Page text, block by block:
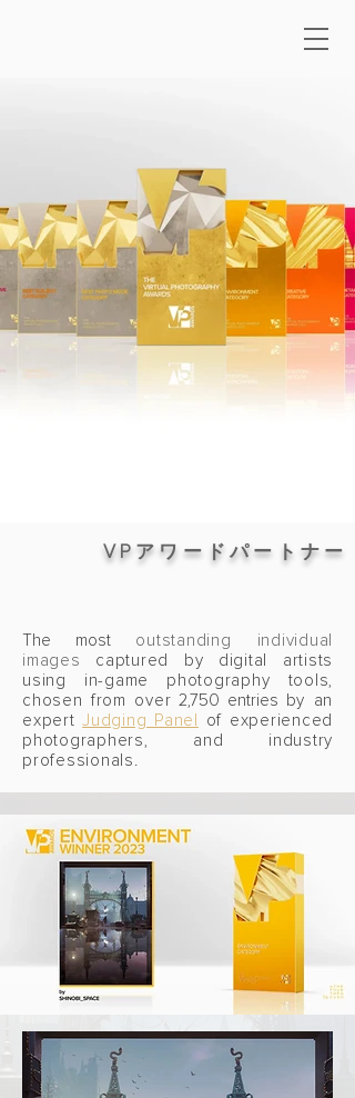
VPアワードパートナー
The most outstanding individual
images captured by digital artists
using in-game photography tools,
chosen from over 2,750 entries by an
expertJudging Panel of experienced
photographers, and industry
professionals.